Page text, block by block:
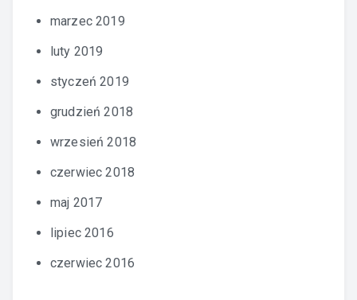
marzec 2019
luty 2019
styczeń 2019
grudzień 2018
wrzesień 2018
czerwiec 2018
maj 2017
lipiec 2016
czerwiec 2016